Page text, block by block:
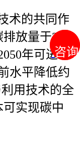
咨询
咨询
的共同作
放量于2030
年可进一
水平降低约
用技术的全
实现碳中